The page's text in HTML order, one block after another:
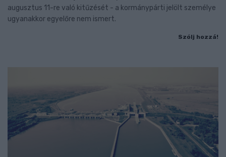
augusztus 11-re való kitűzését - a kormánypárti jelölt személye
ugyanakkor egyelőre nem ismert.
Szólj hozzá!